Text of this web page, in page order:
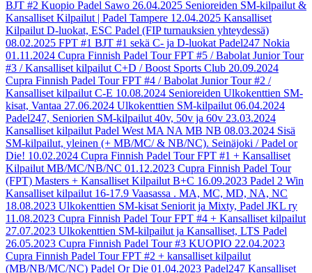
BJT #2 Kuopio Padel Sawo 26.04.2025 Senioreiden SM-kilpailut &
Kansalliset Kilpailut | Padel Tampere 12.04.2025 Kansalliset
Kilpailut D-luokat, ESC Padel (FIP turnauksien yhteydessä)
08.02.2025 FPT #1 BJT #1 sekä C- ja D-luokat Padel247 Nokia
01.11.2024 Cupra Finnish Padel Tour FPT #5 / Babolat Junior Tour
#3 / Kansalliset kilpailut C+D / Boost Sports Club 20.09.2024
Cupra Finnish Padel Tour FPT #4 / Babolat Junior Tour #2 /
Kansalliset kilpailut C-E 10.08.2024 Senioreiden Ulkokenttien SM-
kisat, Vantaa 27.06.2024 Ulkokenttien SM-kilpailut 06.04.2024
Padel247, Seniorien SM-kilpailut 40v, 50v ja 60v 23.03.2024
Kansalliset kilpailut Padel West MA NA MB NB 08.03.2024 Sisä
SM-kilpailut, yleinen (+ MB/MC/ & NB/NC). Seinäjoki / Padel or
Die! 10.02.2024 Cupra Finnish Padel Tour FPT #1 + Kansalliset
Kilpailut MB/MC/NB/NC 01.12.2023 Cupra Finnish Padel Tour
(FPT) Masters + Kansalliset Kilpailut B+C 16.09.2023 Padel 2 Win
Kansalliset kilpailut 16-17.9 Vaasassa . MA, MC, MD, NA, NC
18.08.2023 Ulkokenttien SM-kisat Seniorit ja Mixty, Padel JKL ry
11.08.2023 Cupra Finnish Padel Tour FPT #4 + Kansalliset kilpailut
27.07.2023 Ulkokenttien SM-kilpailut ja Kansalliset, LTS Padel
26.05.2023 Cupra Finnish Padel Tour #3 KUOPIO 22.04.2023
Cupra Finnish Padel Tour FPT #2 + kansalliset kilpailut
(MB/NB/MC/NC) Padel Or Die 01.04.2023 Padel247 Kansalliset